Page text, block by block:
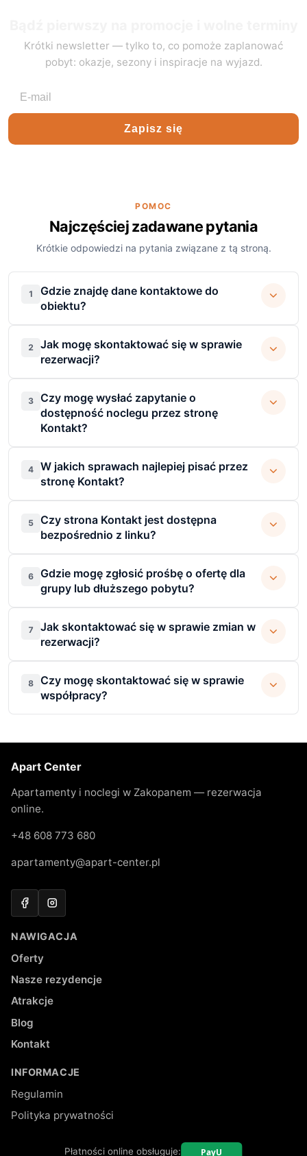
Krótki newsletter — tylko to, co pomoże zaplanować
pobyt: okazje, sezony i inspiracje na wyjazd.
Adres e-mail
Zapisz się
POMOC
Najczęściej zadawane pytania
Krótkie odpowiedzi na pytania związane z tą stroną.
1
Gdzie znajdę dane kontaktowe do
obiektu?
2
Jak mogę skontaktować się w sprawie
rezerwacji?
3
Czy mogę wysłać zapytanie o
dostępność noclegu przez stronę
Kontakt?
4
W jakich sprawach najlepiej pisać przez
stronę Kontakt?
5
Czy strona Kontakt jest dostępna
bezpośrednio z linku?
6
Gdzie mogę zgłosić prośbę o ofertę dla
grupy lub dłuższego pobytu?
7
Jak skontaktować się w sprawie zmian w
rezerwacji?
8
Czy mogę skontaktować się w sprawie
współpracy?
Apart Center
Apartamenty i noclegi w Zakopanem — rezerwacja
online.
+48 608 773 680
apartamenty@apart-center.pl
FacebookInstagram
NAWIGACJA
Oferty
Nasze rezydencje
Atrakcje
Blog
Kontakt
INFORMACJE
Regulamin
Polityka prywatności
Płatności online obsługuje: